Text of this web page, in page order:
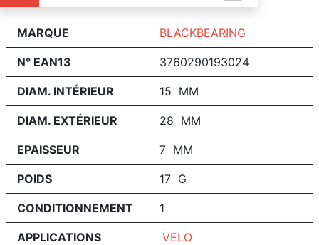
MARQUE BLACKBEARING
N° EAN13 3760290193024
DIAM. INTÉRIEUR 15 MM
DIAM. EXTÉRIEUR 28 MM
EPAISSEUR 7 MM
POIDS 17 G
CONDITIONNEMENT 1
APPLICATIONS VELO